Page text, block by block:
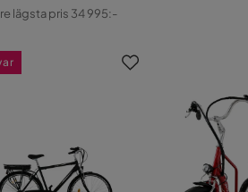
lägsta pris 34 995:-